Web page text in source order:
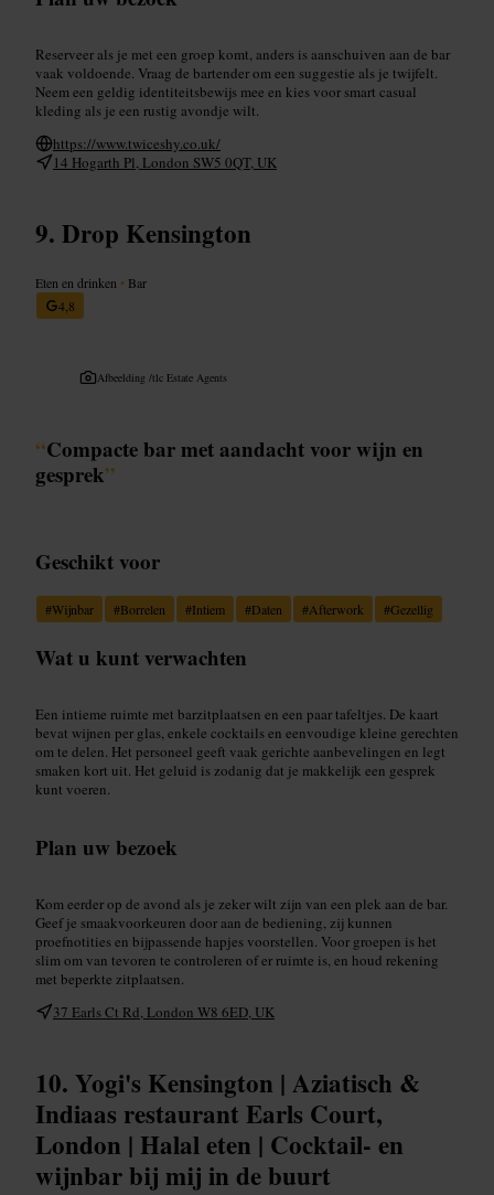
Reserveer als je met een groep komt, anders is aanschuiven aan de bar
vaak voldoende. Vraag de bartender om een suggestie als je twijfelt.
Neem een geldig identiteitsbewijs mee en kies voor smart casual
kleding als je een rustig avondje wilt.
https://www.twiceshy.co.uk/
14 Hogarth Pl, London SW5 0QT, UK
Drop Kensington
Eten en drinken • Bar
4,8
Afbeelding /tlc Estate Agents
“Compacte bar met aandacht voor wijn en
gesprek”
Geschikt voor
#Wijnbar #Borrelen #Intiem #Daten #Afterwork #Gezellig
Wat u kunt verwachten
Een intieme ruimte met barzitplaatsen en een paar tafeltjes. De kaart
bevat wijnen per glas, enkele cocktails en eenvoudige kleine gerechten
om te delen. Het personeel geeft vaak gerichte aanbevelingen en legt
smaken kort uit. Het geluid is zodanig dat je makkelijk een gesprek
kunt voeren.
Plan uw bezoek
Kom eerder op de avond als je zeker wilt zijn van een plek aan de bar.
Geef je smaakvoorkeuren door aan de bediening, zij kunnen
proefnotities en bijpassende hapjes voorstellen. Voor groepen is het
slim om van tevoren te controleren of er ruimte is, en houd rekening
met beperkte zitplaatsen.
37 Earls Ct Rd, London W8 6ED, UK
Yogi's Kensington | Aziatisch &
Indiaas restaurant Earls Court,
London | Halal eten | Cocktail- en
wijnbar bij mij in de buurt